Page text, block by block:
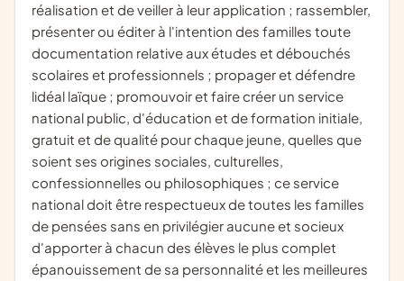
réalisation et de veiller à leur application ; rassembler,
présenter ou éditer à l'intention des familles toute
documentation relative aux études et débouchés
scolaires et professionnels ; propager et défendre
lidéal laïque ; promouvoir et faire créer un service
national public, d'éducation et de formation initiale,
gratuit et de qualité pour chaque jeune, quelles que
soient ses origines sociales, culturelles,
confessionnelles ou philosophiques ; ce service
national doit être respectueux de toutes les familles
de pensées sans en privilégier aucune et socieux
d'apporter à chacun des élèves le plus complet
épanouissement de sa personnalité et les meilleures